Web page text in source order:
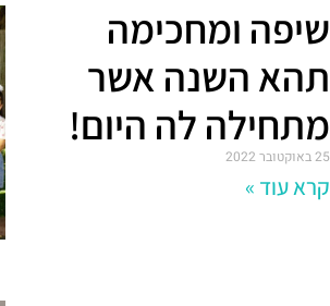
שיפה ומחכימה
תהא השנה אשר
מתחילה לה היום!
25 באוקטובר 2022
קרא עוד »